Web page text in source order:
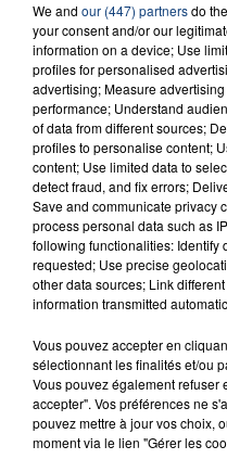
29 août 2025
LE MOT CASH !
8 août 2026
GAGNEZ VOS
BAGATELLE !
We and our (447) partnersdo
your consent and/or our
information on a device; Use
profiles for personalised
advertising; Measure
performance; Understand
of data from different sources;
profiles to personalise content;
content; Use limited data to
detect fraud, and fix errors;
Save and communicate privacy
process personal data such as
following functionalities: Identify
requested; Use precise
other data sources; Link
information transmitted
Vous pouvez accepter en
sélectionnant les finalités et/ou
Vous pouvez également
accepter". Vos préférences ne
pouvez mettre à jour vos choix,
moment via le lien "Gérer les